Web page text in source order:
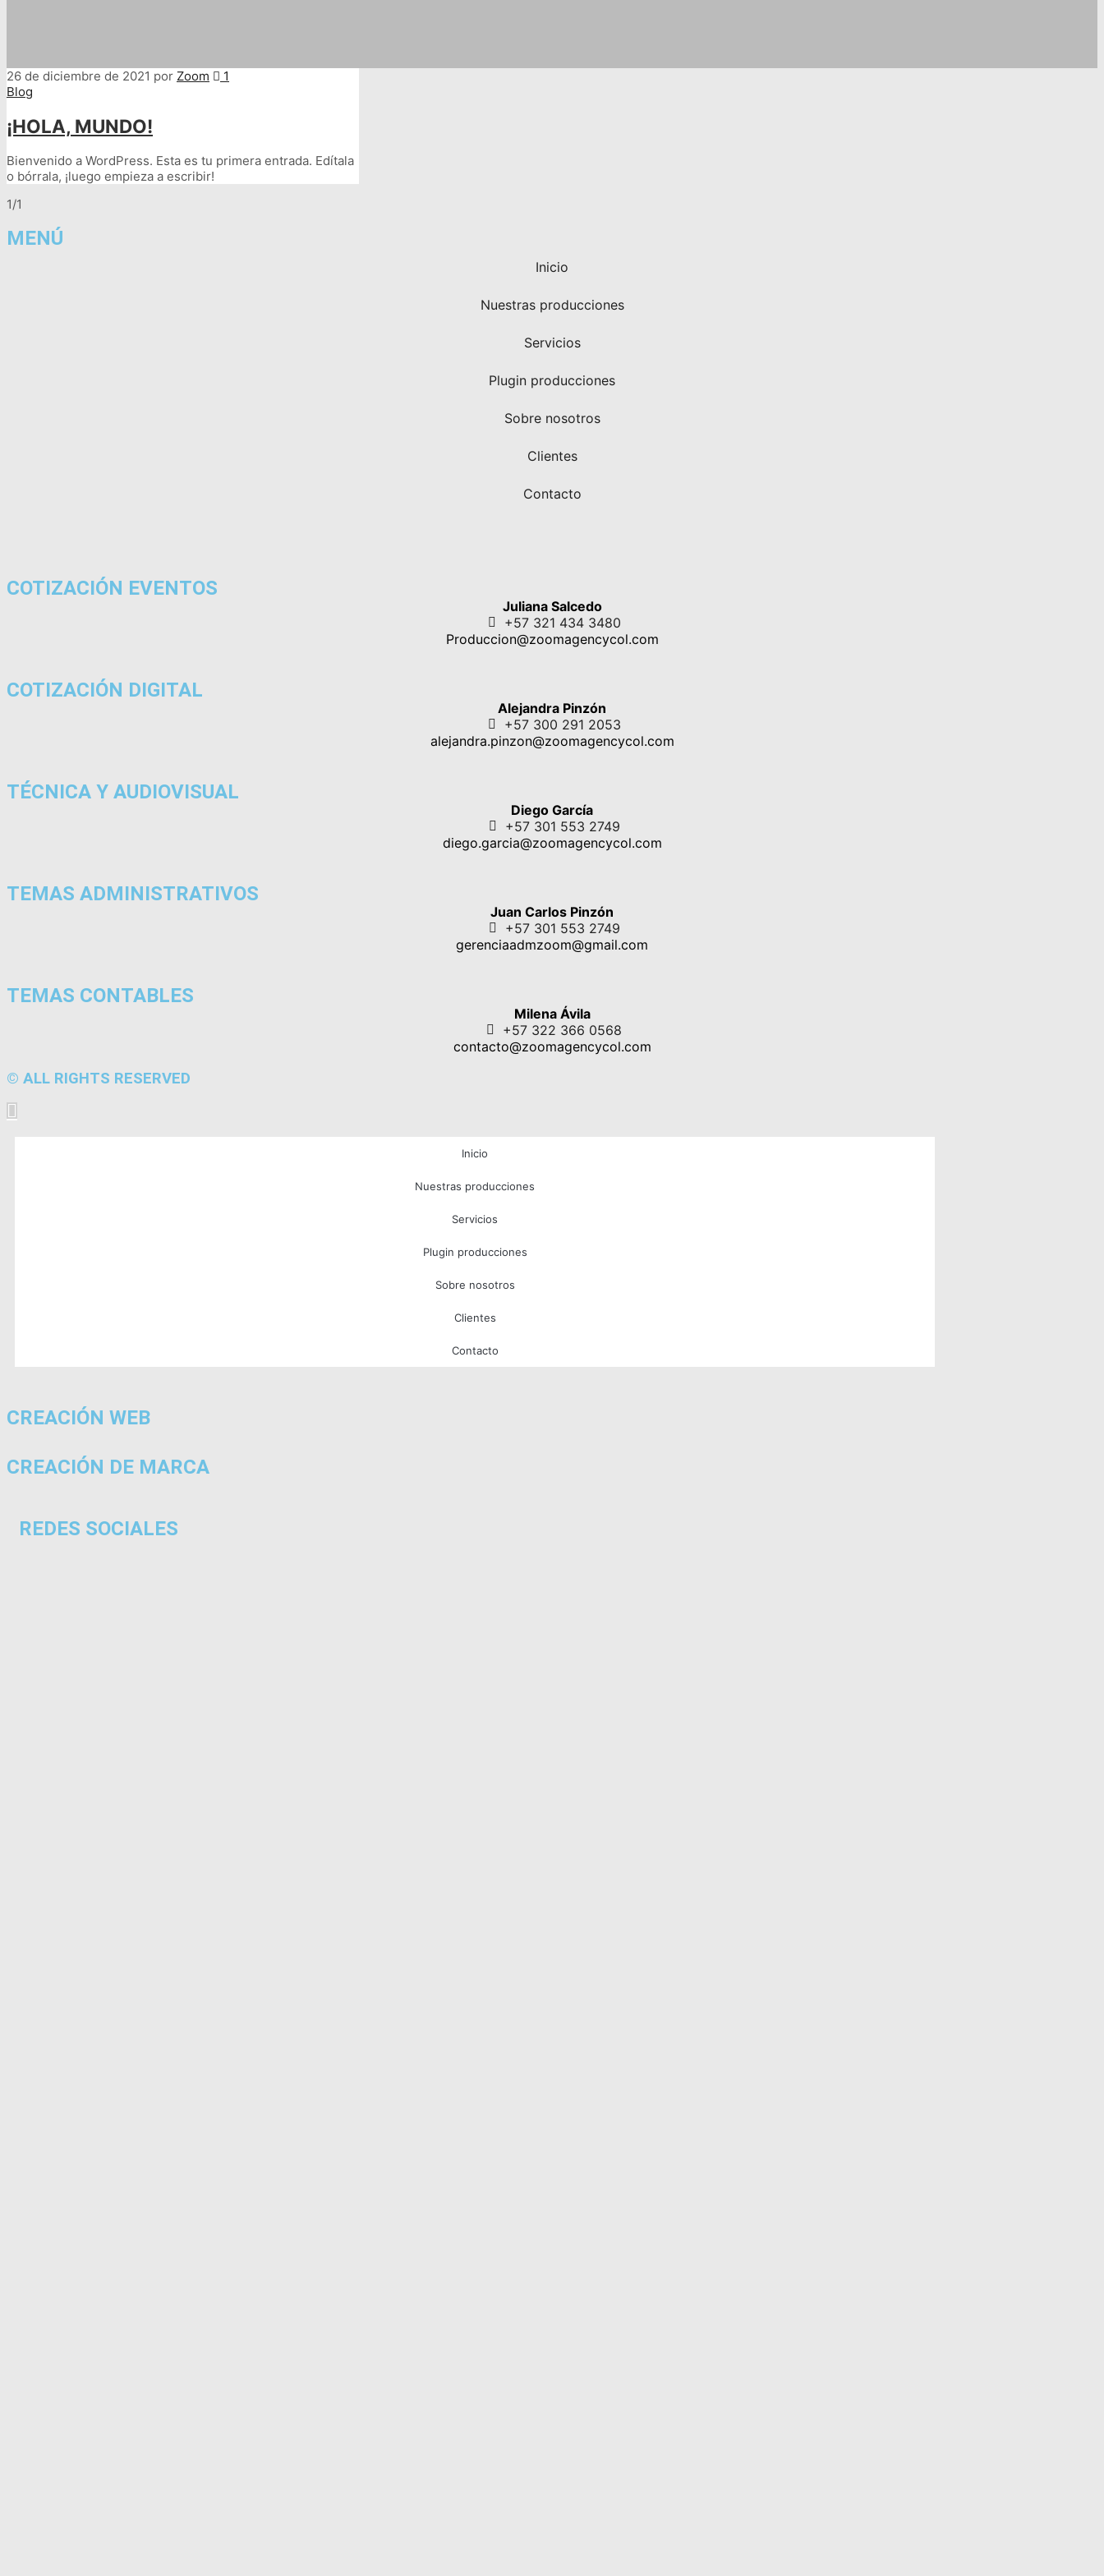
26 de diciembre de 2021 por Zoom
1
Blog
¡HOLA, MUNDO!
Bienvenido a WordPress. Esta es tu primera entrada. Edítala
o bórrala, ¡luego empieza a escribir!
1/1
MENÚ
Inicio
Nuestras producciones
Servicios
Plugin producciones
Sobre nosotros
Clientes
Contacto
COTIZACIÓN EVENTOS
Juliana Salcedo
+57 321 434 3480
Produccion@zoomagencycol.com
COTIZACIÓN DIGITAL
Alejandra Pinzón
+57 300 291 2053
alejandra.pinzon@zoomagencycol.com
TÉCNICA Y AUDIOVISUAL
Diego García
+57 301 553 2749
diego.garcia@zoomagencycol.com
TEMAS ADMINISTRATIVOS
Juan Carlos Pinzón
+57 301 553 2749
gerenciaadmzoom@gmail.com
TEMAS CONTABLES
Milena Ávila
+57 322 366 0568
contacto@zoomagencycol.com
© ALL RIGHTS RESERVED
Inicio
Nuestras producciones
Servicios
Plugin producciones
Sobre nosotros
Clientes
Contacto
CREACIÓN WEB
CREACIÓN DE MARCA
REDES SOCIALES